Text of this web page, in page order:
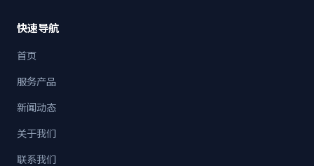
快速导航
首页
服务产品
新闻动态
关于我们
联系我们